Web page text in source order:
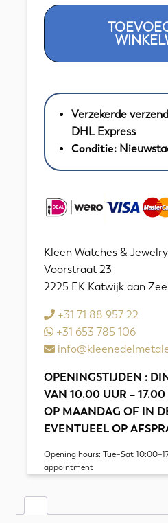
Prachtige
Gouden
Ring
Krt
aantal
Verzekerde
DHL Express
Conditie:
Kleen Watches & Jewelry
Voorstraat 23
2225 EK Katwijk aan Zee
+31 71 88 957 22
+31 653 785 106
OPENINGSTIJDEN :
VAN 10.00 UUR – 17.00
OP MAANDAG OF IN
EVENTUEEL OP
Opening hours: Tue–Sat
appointment